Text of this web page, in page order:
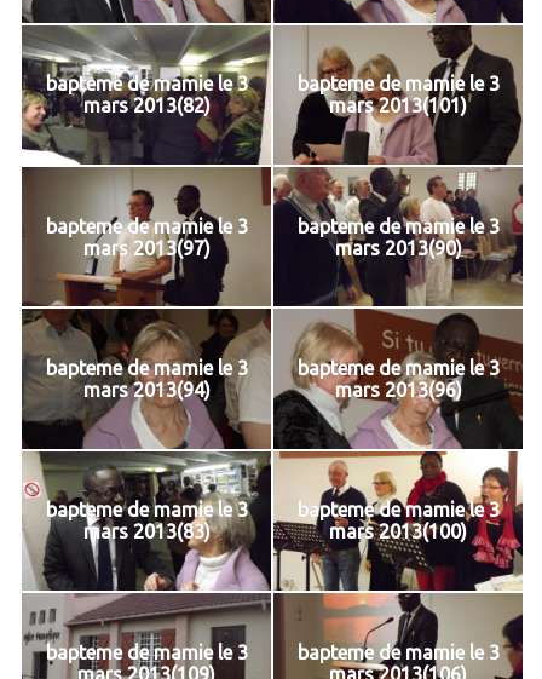
bapteme de mamie le 3
mars 2013(82)
bapteme de mamie le 3
mars 2013(101)
bapteme de mamie le 3
mars 2013(97)
bapteme de mamie le 3
mars 2013(90)
bapteme de mamie le 3
mars 2013(94)
bapteme de mamie le 3
mars 2013(96)
bapteme de mamie le 3
mars 2013(83)
bapteme de mamie le 3
mars 2013(100)
bapteme de mamie le 3
mars 2013(109)
bapteme de mamie le 3
mars 2013(106)